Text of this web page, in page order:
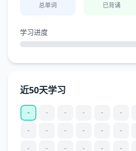
总单词 已背诵
学习进度
近50天学习
- - - - - -
- - - - - -
- - - - - -